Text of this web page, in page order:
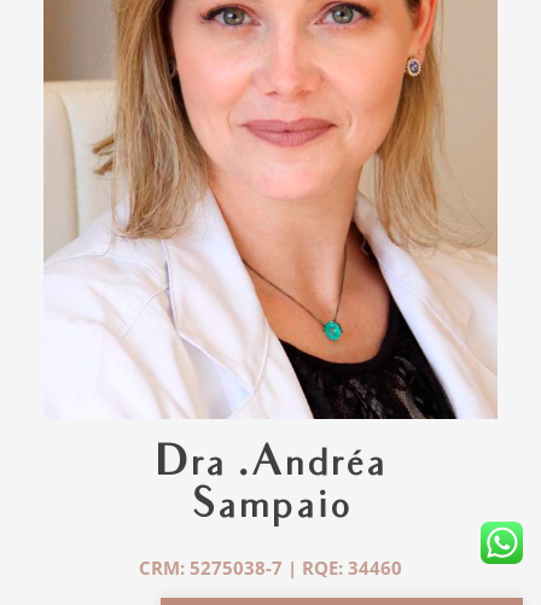
Dra .Andréa
Sampaio
CRM: 5275038-7 | RQE: 34460